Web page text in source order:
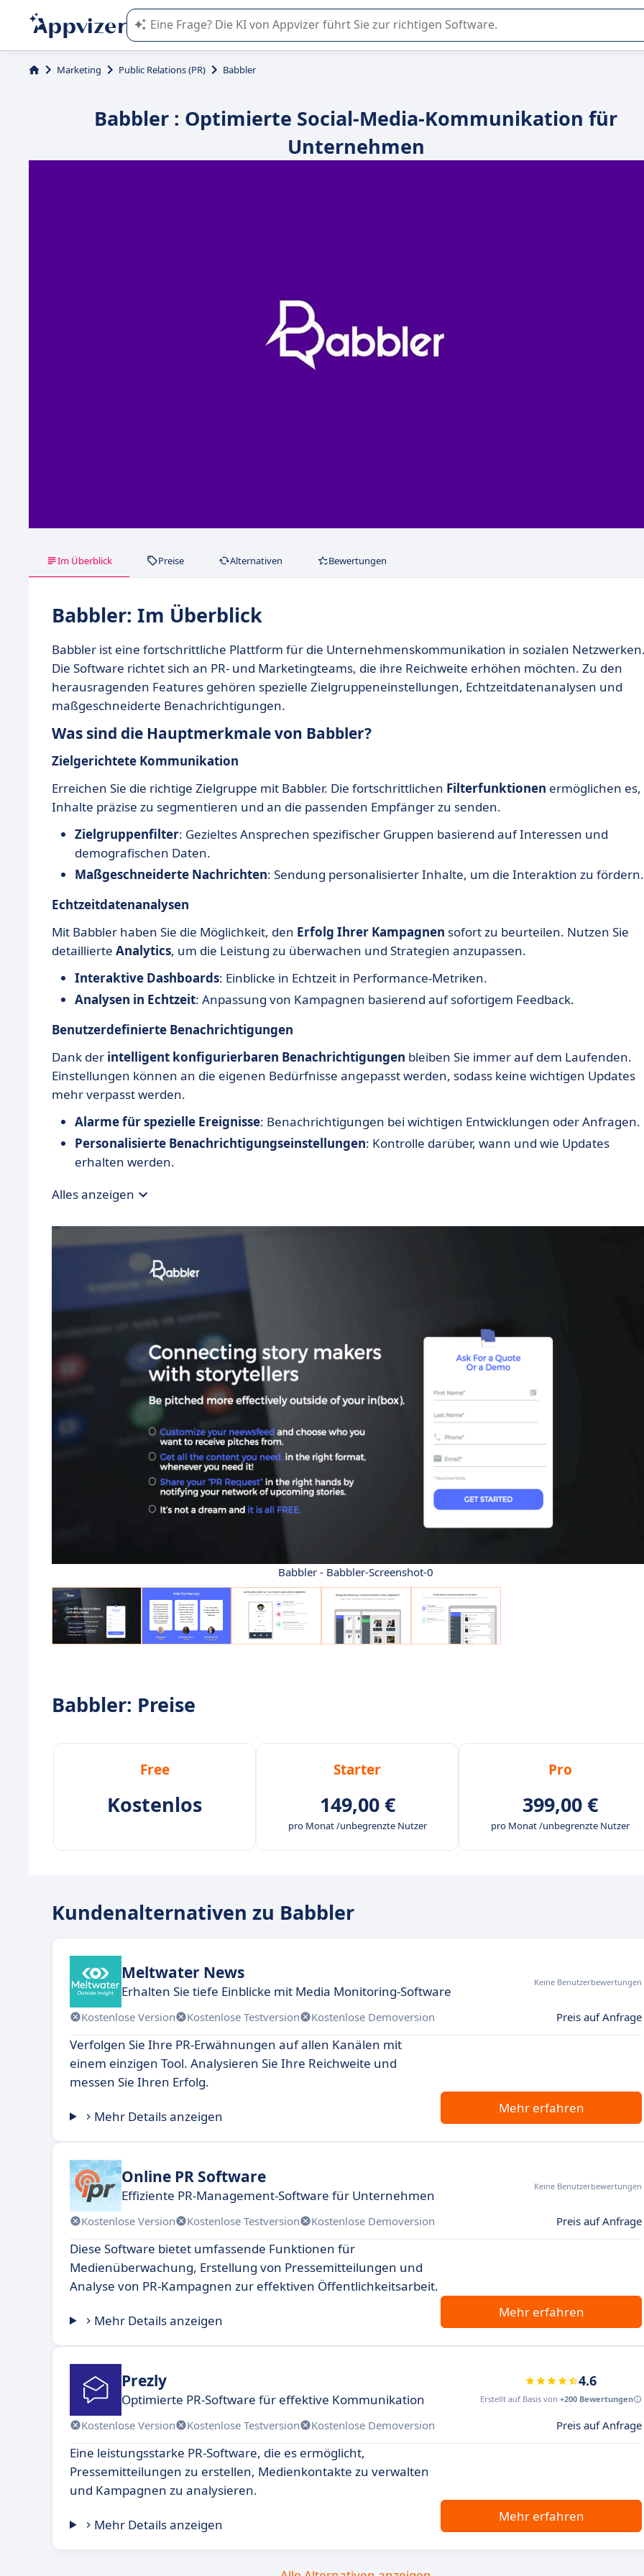
Die KI von Appvizer führt Sie bei der Nutzung oder Auswahl von SaaS-Software in Unternehmen.
Marketing Public Relations (PR) Babbler
Babbler : Optimierte Social-Media-Kommunikation für
Unternehmen
Im Überblick Preise Alternativen Bewertungen
Babbler: Im Überblick
Babbler ist eine fortschrittliche Plattform für die Unternehmenskommunikation in sozialen
Die Software richtet sich an PR- und Marketingteams, die ihre Reichweite erhöhen möchten. Zu den
herausragenden Features gehören spezielle Zielgruppeneinstellungen, Echtzeitdatenanalysen und
maßgeschneiderte Benachrichtigungen.
Was sind die Hauptmerkmale von Babbler?
Zielgerichtete Kommunikation
Erreichen Sie die richtige Zielgruppe mit Babbler. Die fortschrittlichen Filterfunktionen ermöglichen es,
Inhalte präzise zu segmentieren und an die passenden Empfänger zu senden.
Zielgruppenfilter: Gezieltes Ansprechen spezifischer Gruppen basierend auf Interessen und
demografischen Daten.
Maßgeschneiderte Nachrichten: Sendung personalisierter Inhalte, um die Interaktion zu fördern.
Echtzeitdatenanalysen
Mit Babbler haben Sie die Möglichkeit, den Erfolg Ihrer Kampagnen sofort zu beurteilen. Nutzen Sie
detaillierte Analytics, um die Leistung zu überwachen und Strategien anzupassen.
Interaktive Dashboards: Einblicke in Echtzeit in Performance-Metriken.
Analysen in Echtzeit: Anpassung von Kampagnen basierend auf sofortigem Feedback.
Benutzerdefinierte Benachrichtigungen
Dank der intelligent konfigurierbaren Benachrichtigungen bleiben Sie immer auf dem Laufenden.
Einstellungen können an die eigenen Bedürfnisse angepasst werden, sodass keine wichtigen Updates
mehr verpasst werden.
Alarme für spezielle Ereignisse: Benachrichtigungen bei wichtigen Entwicklungen oder Anfragen.
Personalisierte Benachrichtigungseinstellungen: Kontrolle darüber, wann und wie Updates
erhalten werden.
Alles anzeigen
Babbler - Babbler-Screenshot-0
Babbler: Preise
Free
Kostenlos
Starter
149,00 €
pro Monat /unbegrenzte Nutzer
Pro
399,00 €
pro Monat /unbegrenzte Nutzer
Kundenalternativen zu Babbler
Meltwater News
Erhalten Sie tiefe Einblicke mit Media Monitoring-Software
Keine Benutzerbewertungen
Kostenlose Version Kostenlose Testversion Kostenlose Demoversion Preis auf Anfrage
Verfolgen Sie Ihre PR-Erwähnungen auf allen Kanälen mit
einem einzigen Tool. Analysieren Sie Ihre Reichweite und
messen Sie Ihren Erfolg.
Mehr Details anzeigen
Mehr erfahren
Online PR Software
Effiziente PR-Management-Software für Unternehmen
Keine Benutzerbewertungen
Kostenlose Version Kostenlose Testversion Kostenlose Demoversion Preis auf Anfrage
Diese Software bietet umfassende Funktionen für
Medienüberwachung, Erstellung von Pressemitteilungen und
Analyse von PR-Kampagnen zur effektiven Öffentlichkeitsarbeit.
Mehr Details anzeigen
Mehr erfahren
Prezly
Optimierte PR-Software für effektive Kommunikation
4.6
Erstellt auf Basis von +200 Bewertungen
Kostenlose Version Kostenlose Testversion Kostenlose Demoversion Preis auf Anfrage
Eine leistungsstarke PR-Software, die es ermöglicht,
Pressemitteilungen zu erstellen, Medienkontakte zu verwalten
und Kampagnen zu analysieren.
Mehr Details anzeigen
Mehr erfahren